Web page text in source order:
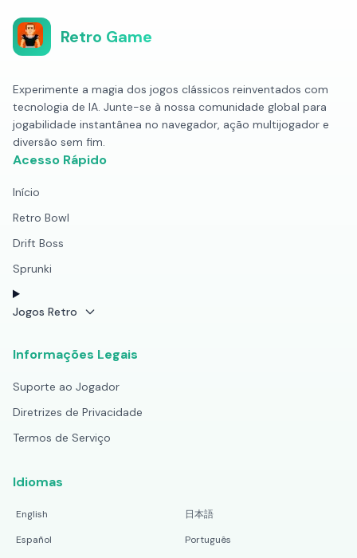
Retro Game
Experimente a magia dos jogos clássicos reinventados com
tecnologia de IA. Junte-se à nossa comunidade global para
jogabilidade instantânea no navegador, ação multijogador e
diversão sem fim.
Acesso Rápido
Início
Retro Bowl
Drift Boss
Sprunki
Jogos Retro
Informações Legais
Suporte ao Jogador
Diretrizes de Privacidade
Termos de Serviço
Idiomas
English
日本語
Español
Português